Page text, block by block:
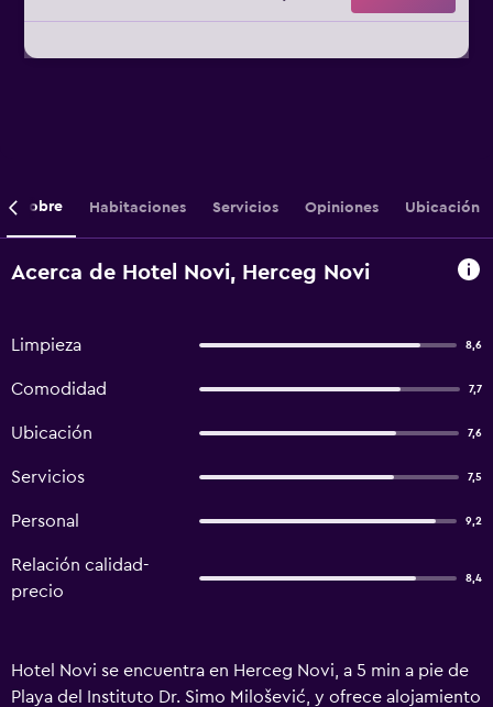
Sobre Habitaciones Servicios Opiniones Ubicación
Acerca de Hotel Novi, Herceg Novi
Limpieza 8,6
Comodidad 7,7
Ubicación 7,6
Servicios 7,5
Personal 9,2
Relación calidad-
precio
8,4
Hotel Novi se encuentra en Herceg Novi, a 5 min a pie de
Playa del Instituto Dr. Simo Milošević, y ofrece alojamiento